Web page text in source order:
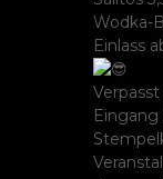
Wodka-
Einlass